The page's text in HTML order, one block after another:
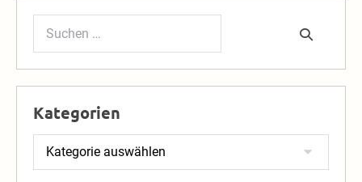
Suchen
Kategorien
Kategorien